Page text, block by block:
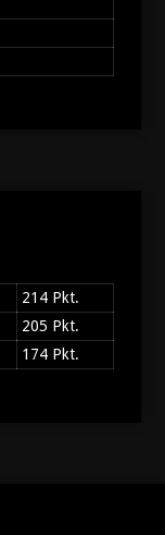
214 Pkt.
205 Pkt.
174 Pkt.